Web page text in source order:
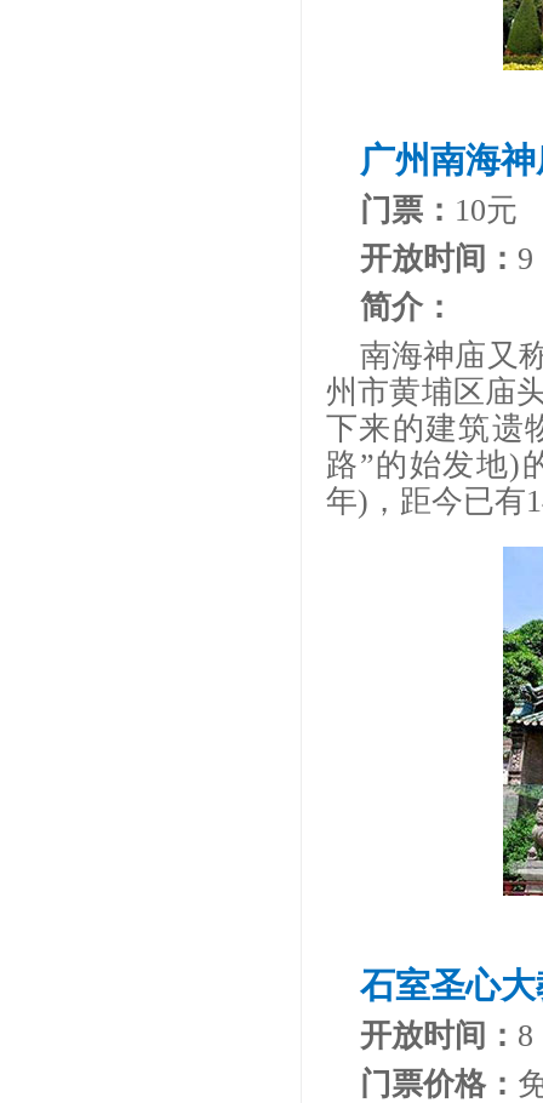
广州南海
门票： 10元
开放时间： 9
简介：
南海神庙又
州市黄埔区庙
下来的建筑遗
路”的始发地)
年)，距今已有
石室圣心
开放时间： 8
门票价格：